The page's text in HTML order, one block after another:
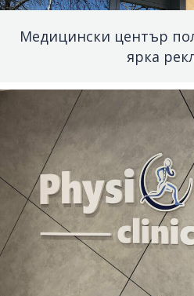
Медицински център
ярка